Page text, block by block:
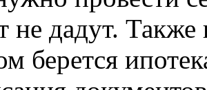
не дадут.
берется